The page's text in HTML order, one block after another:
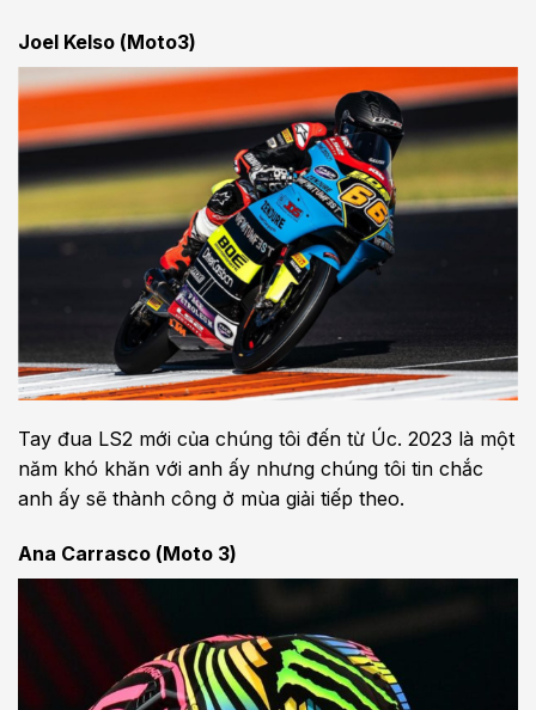
Joel Kelso (Moto3)
Tay đua LS2 mới của chúng tôi đến từ Úc. 2023 là một
năm khó khăn với anh ấy nhưng chúng tôi tin chắc
anh ấy sẽ thành công ở mùa giải tiếp theo.
Ana Carrasco (Moto 3)